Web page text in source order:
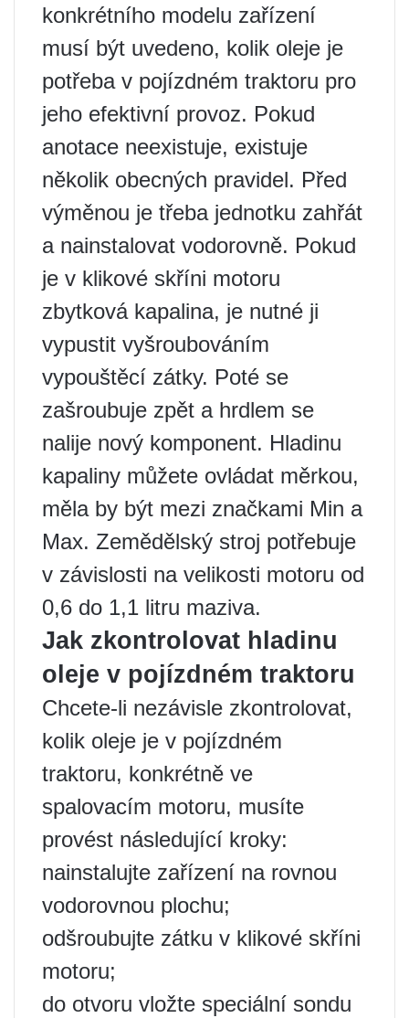
konkrétního modelu zařízení
musí být uvedeno, kolik oleje je
potřeba v pojízdném traktoru pro
jeho efektivní provoz. Pokud
anotace neexistuje, existuje
několik obecných pravidel. Před
výměnou je třeba jednotku zahřát
a nainstalovat vodorovně. Pokud
je v klikové skříni motoru
zbytková kapalina, je nutné ji
vypustit vyšroubováním
vypouštěcí zátky. Poté se
zašroubuje zpět a hrdlem se
nalije nový komponent. Hladinu
kapaliny můžete ovládat měrkou,
měla by být mezi značkami Min a
Max. Zemědělský stroj potřebuje
v závislosti na velikosti motoru od
0,6 do 1,1 litru maziva.
Jak zkontrolovat hladinu
oleje v pojízdném traktoru
Chcete-li nezávisle zkontrolovat,
kolik oleje je v pojízdném
traktoru, konkrétně ve
spalovacím motoru, musíte
provést následující kroky:
nainstalujte zařízení na rovnou
vodorovnou plochu;
odšroubujte zátku v klikové skříni
motoru;
do otvoru vložte speciální sondu